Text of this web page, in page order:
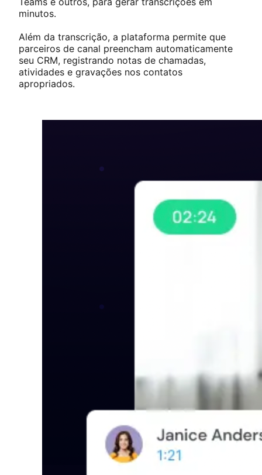
minutos.
Além da transcrição, a plataforma permite que
parceiros de canal preencham automaticamente
seu CRM, registrando notas de chamadas,
atividades e gravações nos contatos
apropriados.